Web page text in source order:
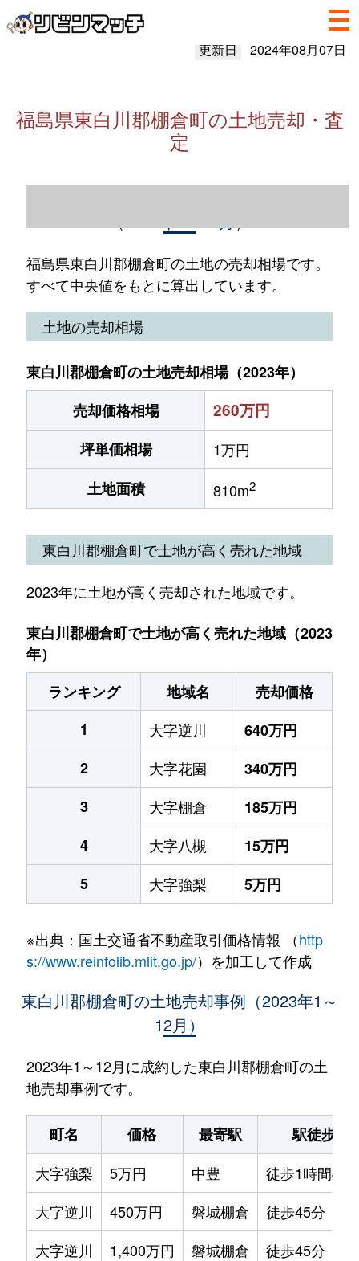
更新日 2024年08月07日
福島県東白川郡棚倉町の土地売却・査
定
福島県東白川郡棚倉町の土地の売却相場です。
すべて中央値をもとに算出しています。
土地の売却相場
東白川郡棚倉町の土地売却相場（2023年）
売却価格相場
260万円
坪単価相場
1万円
土地面積
810m2
東白川郡棚倉町で土地が高く売れた地域
2023年に土地が高く売却された地域です。
東白川郡棚倉町で土地が高く売れた地域（2023
年）
ランキング
地域名
売却価格
1
大字逆川
640万円
2
大字花園
340万円
3
大字棚倉
185万円
4
大字八槻
15万円
5
大字強梨 5万円
※出典：国土交通省不動産取引価格情報 （http
s://www.reinfolib.mlit.go.jp/）を加工して作成
東白川郡棚倉町の土地売却事例（2023年1～
12月）
2023年1～12月に成約した東白川郡棚倉町の土
地売却事例です。
町名 価格 最寄駅
駅徒歩
大字強梨
5万円 中豊
徒歩1時間45
大字逆川
450万円 磐城棚倉
徒歩45分
大字逆川
1,400万円 磐城棚倉
徒歩45分